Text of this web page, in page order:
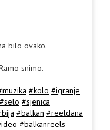
bilo ovako.
snimo.
#kolo #igranje
#selo #sjenica
#balkan #reeldana
#balkanreels